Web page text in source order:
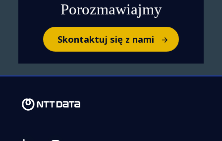
Porozmawiajmy
Skontaktuj się z nami